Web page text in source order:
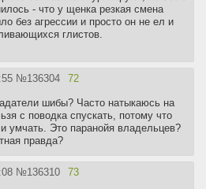
- что у щенка резкая смена
без агрессии и просто он не ел и
глистов.
№136304 72
шибы? Часто натыкаюсь на
с поводка спускать, потому что
умчать. Это паранойя владельцев?
правда?
№136310 73